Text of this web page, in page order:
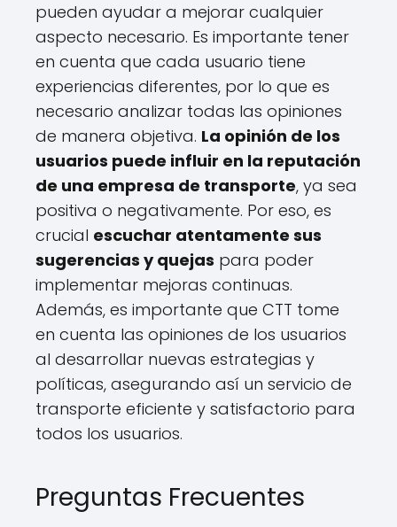
pueden ayudar a mejorar cualquier
aspecto necesario. Es importante tener
en cuenta que cada usuario tiene
experiencias diferentes, por lo que es
necesario analizar todas las opiniones
de manera objetiva. La opinión de los
usuarios puede influir en la reputación
de una empresa de transporte, ya sea
positiva o negativamente. Por eso, es
crucial escuchar atentamente sus
sugerencias y quejas para poder
implementar mejoras continuas.
Además, es importante que CTT tome
en cuenta las opiniones de los usuarios
al desarrollar nuevas estrategias y
políticas, asegurando así un servicio de
transporte eficiente y satisfactorio para
todos los usuarios.
Preguntas Frecuentes